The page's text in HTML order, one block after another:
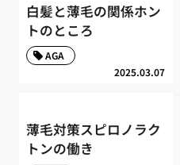
白髪と薄毛の関係ホン
トのところ
2025.03.07
AGA
薄毛対策スピロノラク
トンの働き